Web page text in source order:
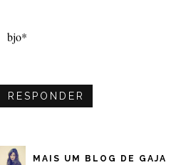
bjo*
RESPONDER
MAIS UM BLOG DE GAJA